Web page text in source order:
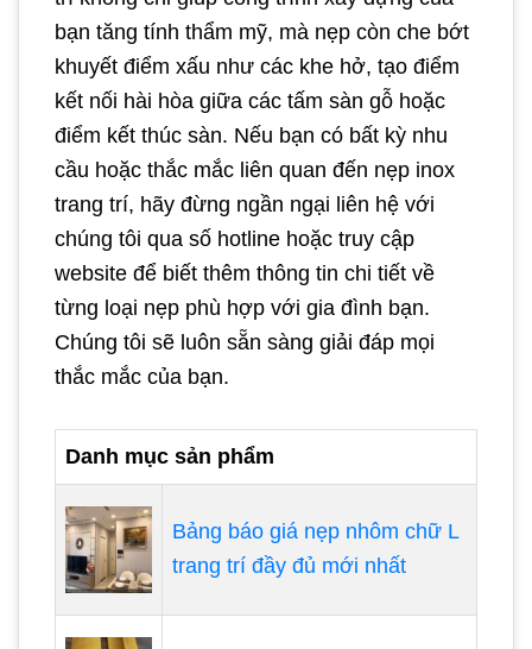
bạn tăng tính thẩm mỹ, mà nẹp còn che bớt
khuyết điểm xấu như các khe hở, tạo điểm
kết nối hài hòa giữa các tấm sàn gỗ hoặc
điểm kết thúc sàn. Nếu bạn có bất kỳ nhu
cầu hoặc thắc mắc liên quan đến nẹp inox
trang trí, hãy đừng ngần ngại liên hệ với
chúng tôi qua số hotline hoặc truy cập
website để biết thêm thông tin chi tiết về
từng loại nẹp phù hợp với gia đình bạn.
Chúng tôi sẽ luôn sẵn sàng giải đáp mọi
thắc mắc của bạn.
Danh mục sản phẩm
Bảng báo giá nẹp nhôm chữ L
trang trí đầy đủ mới nhất